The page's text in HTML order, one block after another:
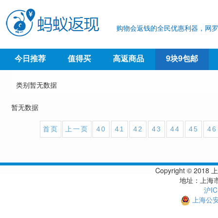
购物会返钱的全民优惠利器，网
今日推荐 值得买 高返商品 9块9包邮
类别暂无数据
暂无数据
首页 上一页 40 41 42 43 44 45 46
Copyright © 2018
地址：上海
沪
上海公